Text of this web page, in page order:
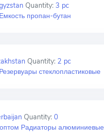
Quantity: 3 pc
пропан-бутан
Quantity: 2 pc
стеклопластиковые
Quantity: 0
Радиаторы алюминиевые